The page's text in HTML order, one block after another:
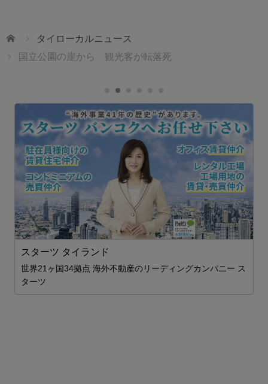
ホーム
タイローカルニュース
国立公園の崖から 観光客が転落死
スターツ タイランド
世界21ヶ国34拠点 海外不動産のリーディングカンパニー ス
ターツ